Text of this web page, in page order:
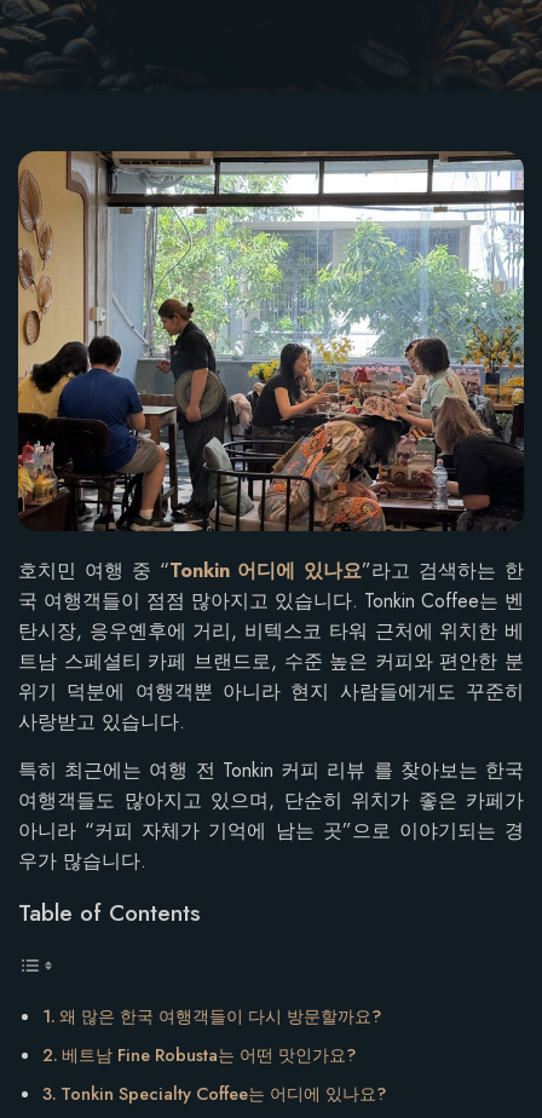
호치민 여행 중 “Tonkin 어디에 있나요”라고 검색하는 한
국 여행객들이 점점 많아지고 있습니다. Tonkin Coffee는 벤
탄시장, 응우옌후에 거리, 비텍스코 타워 근처에 위치한 베
트남 스페셜티 카페 브랜드로, 수준 높은 커피와 편안한 분
위기 덕분에 여행객뿐 아니라 현지 사람들에게도 꾸준히
사랑받고 있습니다.
특히 최근에는 여행 전 Tonkin 커피 리뷰 를 찾아보는 한국
여행객들도 많아지고 있으며, 단순히 위치가 좋은 카페가
아니라 “커피 자체가 기억에 남는 곳”으로 이야기되는 경
우가 많습니다.
Table of Contents
왜 많은 한국 여행객들이 다시 방문할까요?
베트남 Fine Robusta는 어떤 맛인가요?
Tonkin Specialty Coffee는 어디에 있나요?